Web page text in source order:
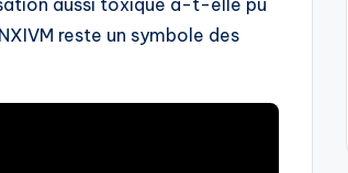
aussi toxique a-t-elle pu
reste un symbole des